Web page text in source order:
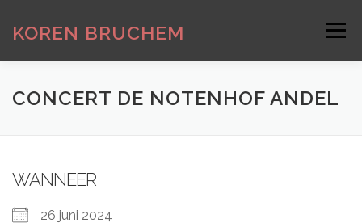
KOREN BRUCHEM Menu
HOME LID WORDEN INFORMATIE
GALERIJ
CONCERT DE NOTENHOF ANDEL
WANNEER
26 juni 2024